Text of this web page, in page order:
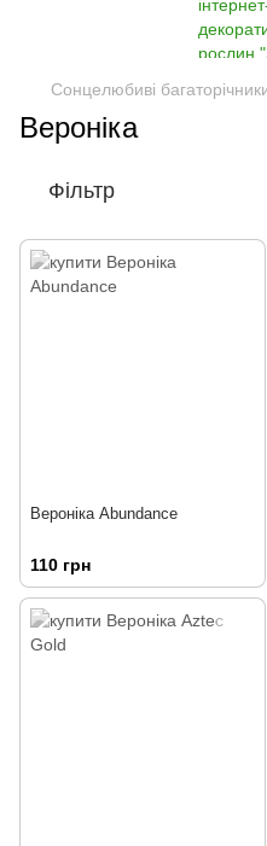
Сонцелюбиві
Вероніка
Фільтр
Вероніка Abundance
110 грн